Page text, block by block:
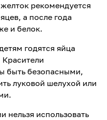
рекомендуется
а после года
и белок.
годятся яйца
быть безопасными,
луковой шелухой или
нельзя использовать